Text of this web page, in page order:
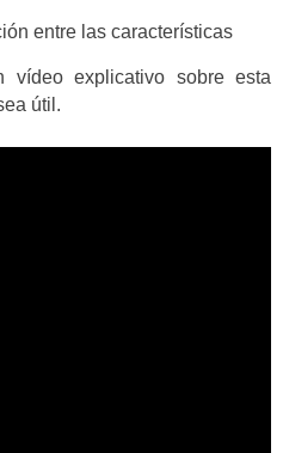
entre las características
vídeo explicativo sobre esta
útil.